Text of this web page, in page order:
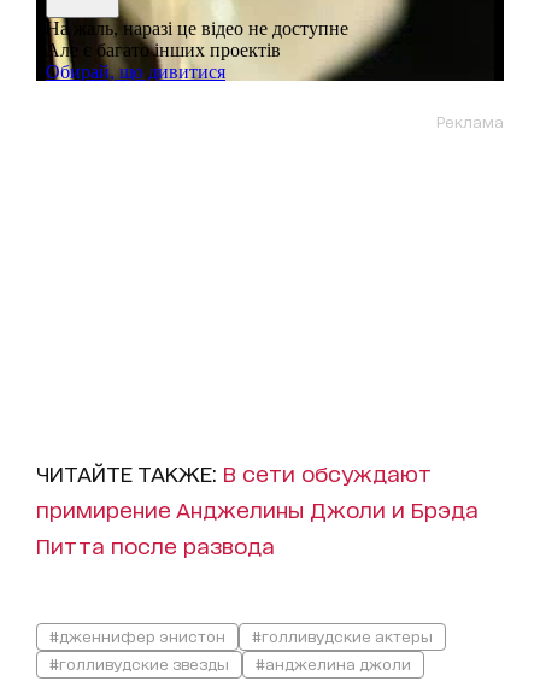
Реклама
ЧИТАЙТЕ ТАКЖЕ: В сети обсуждают
примирение Анджелины Джоли и Брэда
Питта после развода
#дженнифер энистон
#голливудские актеры
#голливудские звезды
#анджелина джоли